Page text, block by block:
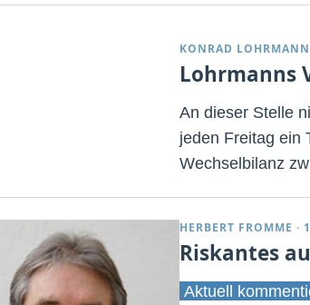
KONRAD LOHRMANN
Lohrmanns
An dieser Stelle
jeden Freitag ein
Wechselbilanz
HERBERT FROMME ·
Riskantes
Aktuell